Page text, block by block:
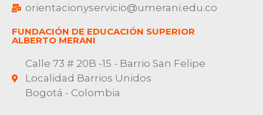
orientacionyservicio@umerani.edu.co
FUNDACIÓN DE EDUCACIÓN SUPERIOR
ALBERTO MERANI
Calle 73 # 20B -15 - Barrio San Felipe
Localidad Barrios Unidos
Bogotá - Colombia